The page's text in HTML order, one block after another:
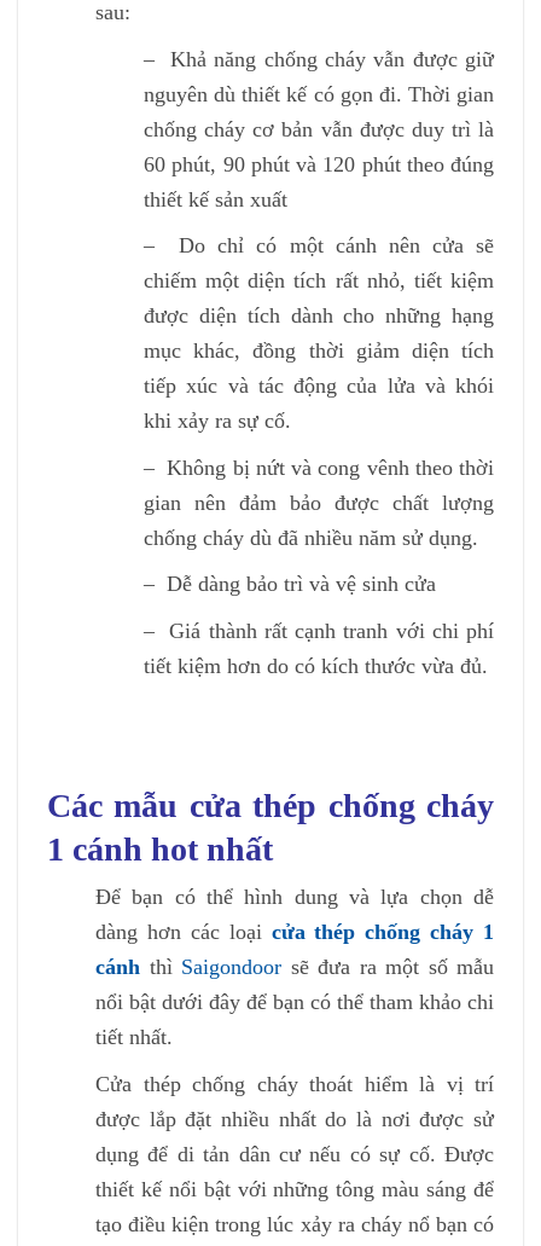
sau:
– Khả năng chống cháy vẫn được giữ
nguyên dù thiết kế có gọn đi. Thời gian
chống cháy cơ bản vẫn được duy trì là
60 phút, 90 phút và 120 phút theo đúng
thiết kế sản xuất
– Do chỉ có một cánh nên cửa sẽ
chiếm một diện tích rất nhỏ, tiết kiệm
được diện tích dành cho những hạng
mục khác, đồng thời giảm diện tích
tiếp xúc và tác động của lửa và khói
khi xảy ra sự cố.
– Không bị nứt và cong vênh theo thời
gian nên đảm bảo được chất lượng
chống cháy dù đã nhiều năm sử dụng.
– Dễ dàng bảo trì và vệ sinh cửa
– Giá thành rất cạnh tranh với chi phí
tiết kiệm hơn do có kích thước vừa đủ.
Các mẫu cửa thép chống cháy
1 cánh hot nhất
Để bạn có thể hình dung và lựa chọn dễ
dàng hơn các loại cửa thép chống cháy 1
cánh thì Saigondoor sẽ đưa ra một số mẫu
nổi bật dưới đây để bạn có thể tham khảo chi
tiết nhất.
Cửa thép chống cháy thoát hiểm là vị trí
được lắp đặt nhiều nhất do là nơi được sử
dụng để di tản dân cư nếu có sự cố. Được
thiết kế nổi bật với những tông màu sáng để
tạo điều kiện trong lúc xảy ra cháy nổ bạn có